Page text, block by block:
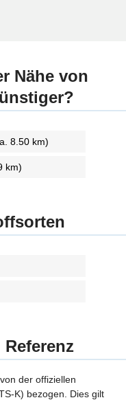
Nähe von
8.50 km)
km)
der offiziellen
K) bezogen. Dies gilt